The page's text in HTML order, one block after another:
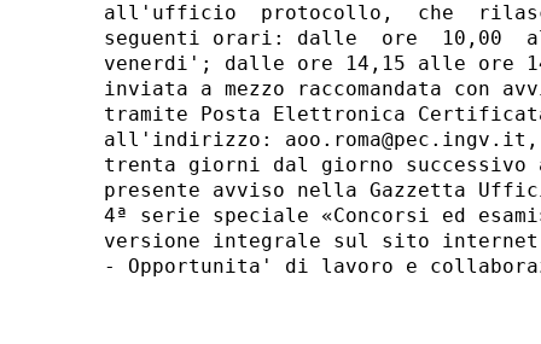
all'ufficio  protocollo,  che
seguenti orari: dalle  ore  10,00
venerdi'; dalle ore 14,15 alle ore
inviata a mezzo raccomandata
tramite Posta Elettronica
all'indirizzo:
trenta giorni dal giorno
presente avviso nella Gazzetta
4ª serie speciale «Concorsi ed
versione integrale sul sito internet
- Opportunita' di lavoro e